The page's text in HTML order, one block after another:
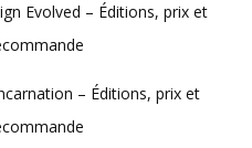
Evolved – Éditions, prix et
– Éditions, prix et